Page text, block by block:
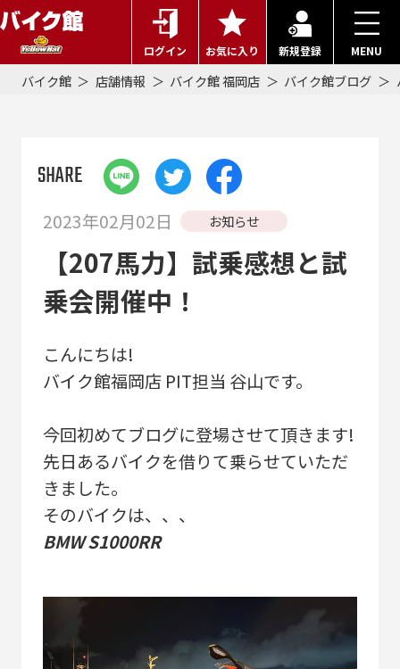
ログイン お気に入り 新規登録 MENU
バイク館 店舗情報 バイク館 福岡店 バイク館ブログ
SHARE
2023年02月02日 お知らせ
【207馬力】試乗感想と試
乗会開催中！
こんにちは!
バイク館福岡店 PIT担当 谷山です。
今回初めてブログに登場させて頂きます!
先日あるバイクを借りて乗らせていただ
きました。
そのバイクは、、、
BMW S1000RR